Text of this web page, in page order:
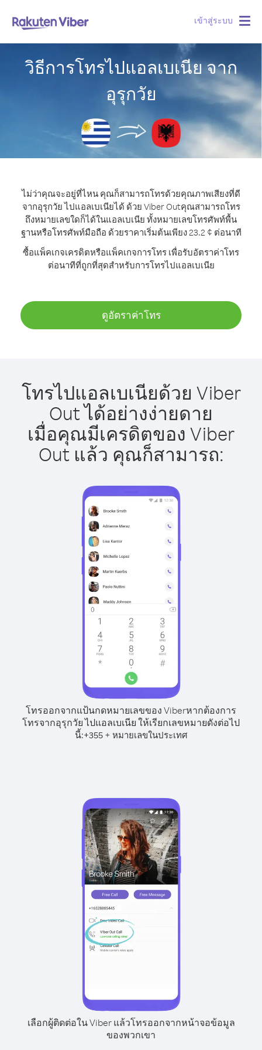
เข้าสู่ระบบ
วิธีการโทรไปแอลเบเนีย จาก
อุรุกวัย
ไม่ว่าคุณจะอยู่ที่ไหน คุณก็สามารถโทรด้วยคุณภาพเสียงที่ดี
จากอุรุกวัย ไปแอลเบเนียได้ ด้วย Viber Outคุณสามารถโทร
ถึงหมายเลขใดก็ได้ในแอลเบเนีย ทั้งหมายเลขโทรศัพท์พื้น
ฐานหรือโทรศัพท์มือถือ ด้วยราคาเริ่มต้นเพียง 23.2 ¢ ต่อนาที
ซื้อแพ็คเกจเครดิตหรือแพ็คเกจการโทร เพื่อรับอัตราค่าโทร
ต่อนาทีที่ถูกที่สุดสำหรับการโทรไปแอลเบเนีย
ดูอัตราค่าโทร
โทรไปแอลเบเนียด้วย Viber
Out ได้อย่างง่ายดาย
เมื่อคุณมีเครดิตของ Viber
Out แล้ว คุณก็สามารถ:
โทรออกจากแป้นกดหมายเลขของ Viberหากต้องการ
โทรจากอุรุกวัย ไปแอลเบเนีย ให้เรียกเลขหมายดังต่อไป
นี้:+355+ หมายเลขในประเทศ
เลือกผู้ติดต่อใน Viber แล้วโทรออกจากหน้าจอข้อมูล
ของพวกเขา